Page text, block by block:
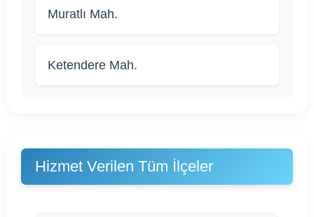
Muratlı Mah.
Ketendere Mah.
Hizmet Verilen Tüm İlçeler